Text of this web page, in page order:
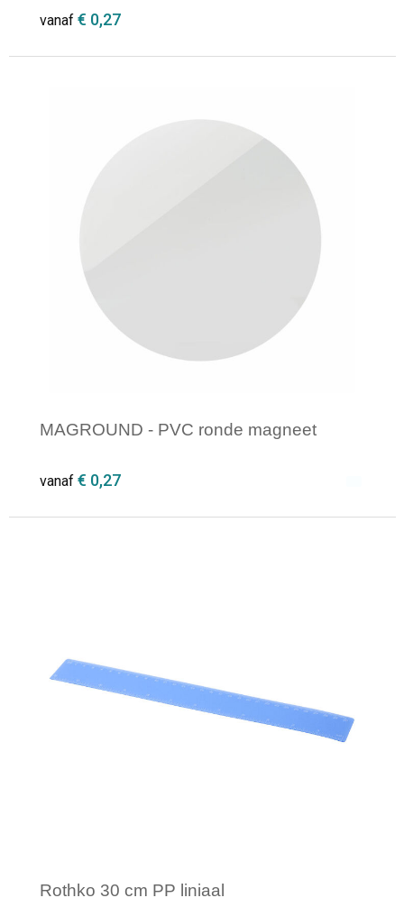
vanaf € 0,27
Minimale afname: 1
MAGROUND - PVC ronde magneet
vanaf € 0,27
Rothko 30 cm PP liniaal